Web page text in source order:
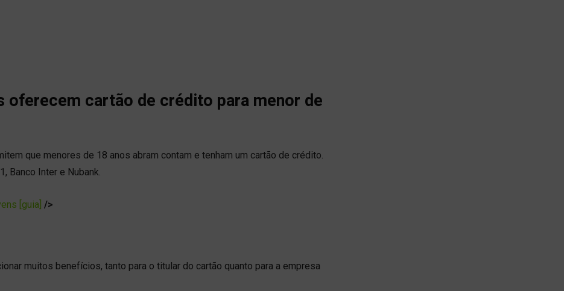
oferecem cartão de crédito para menor de
que menores de 18 anos abram contam e tenham um cartão de crédito.
Banco Inter e Nubank.
[guia] />
muitos benefícios, tanto para o titular do cartão quanto para a empresa